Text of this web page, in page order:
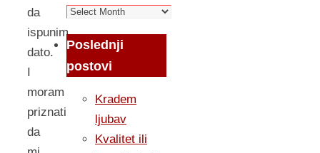
da
ispunim
dato.
I
moram
priznati
da
Arhiva
Poslednji
postovi
Kradem
ljubav
Kvalitet ili